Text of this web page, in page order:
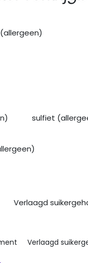
sulfiet
Verlaagd
Verlaagd